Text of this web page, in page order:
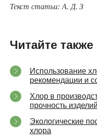
Текст статьи: А. Д. З
Читайте также
Использование
рекомендации и
Хлор в
прочность
Экологические
хлора